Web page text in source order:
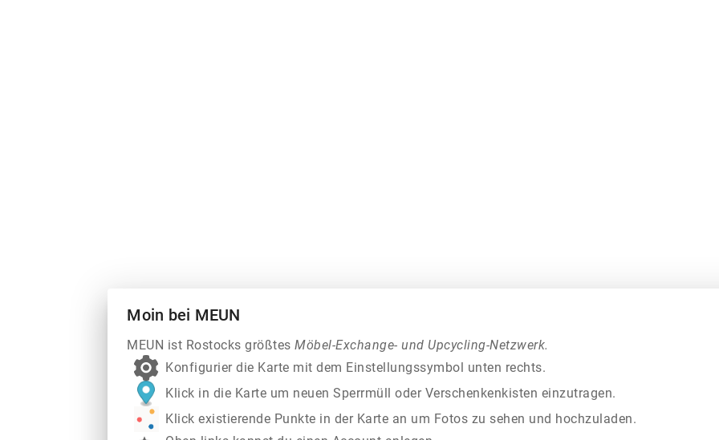
Moin bei MEUN
MEUN ist Rostocks größtesMöbel-Exchange- und Upcycling-Netzwerk.
Konfigurier die Karte mit dem Einstellungssymbol unten rechts.
Klick in die Karte um neuen Sperrmüll oder Verschenkenkisten einzutragen.
Klick existierende Punkte in der Karte an um Fotos zu sehen und hochzuladen.